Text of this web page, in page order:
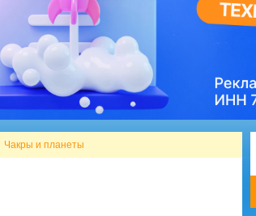
Чакры и планеты